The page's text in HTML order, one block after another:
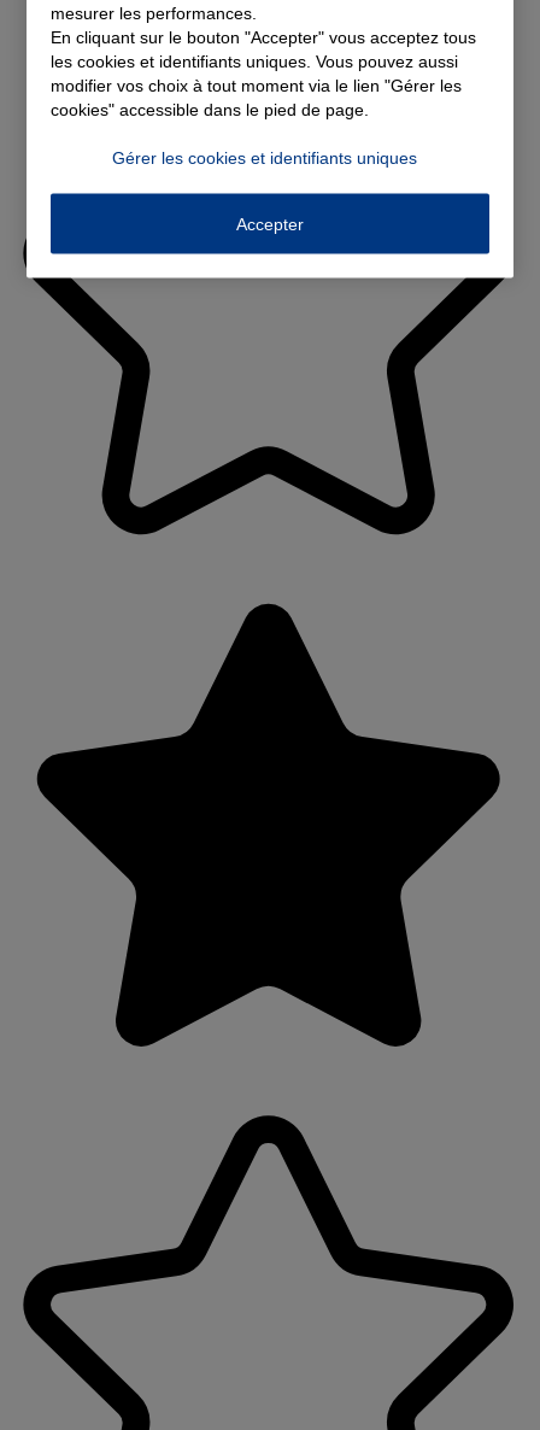
mesurer les performances.
En cliquant sur le bouton "Accepter" vous acceptez tous
les cookies et identifiants uniques. Vous pouvez aussi
modifier vos choix à tout moment via le lien "Gérer les
cookies" accessible dans le pied de page.
Gérer les cookies et identifiants uniques
Accepter